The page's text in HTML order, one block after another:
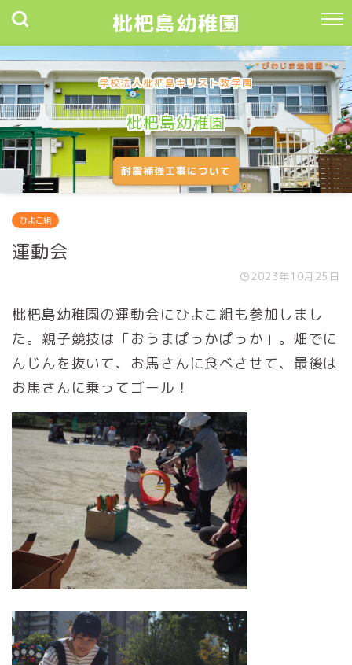
枇杷島幼稚園
学校法人枇杷島キリスト教学園
枇杷島幼稚園
耐震補強工事について
ひよこ組
運動会
2023年10月25日
枇杷島幼稚園の運動会にひよこ組も参加しまし
た。親子競技は「おうまぱっかぱっか」。畑でに
んじんを抜いて、お馬さんに食べさせて、最後は
お馬さんに乗ってゴール！